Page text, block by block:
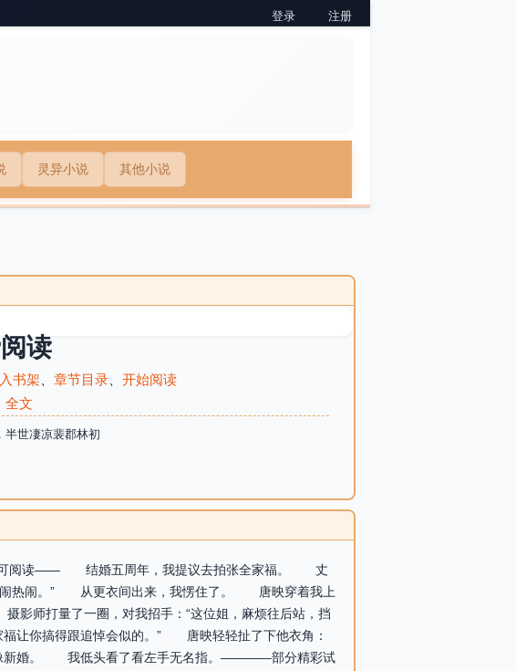
登录 注册
灵异小说 其他小说
读
书架 章节目录
开始阅读
全文
半世凄凉裴郡林初
即可阅读—— 结婚五周年，我提议去拍张全家福。 丈
闹热闹。” 从更衣间出来，我愣住了。 唐映穿着我上
师打量了一圈，对我招手：“这位姐，麻烦往后站，挡
让你搞得跟追悼会似的。” 唐映轻轻扯了下他衣角：
新婚。 我低头看了看左手无名指。————部分精彩试